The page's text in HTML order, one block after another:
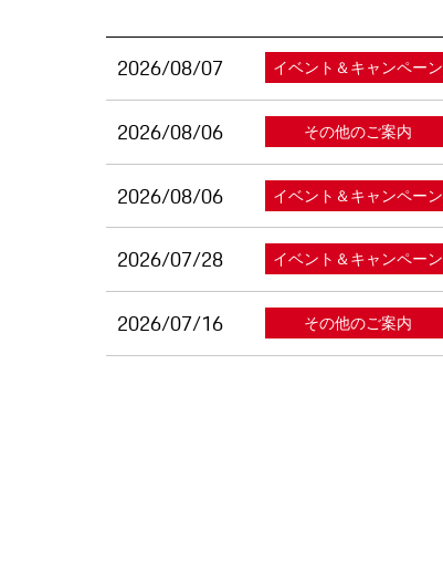
2026/08/07 イベント＆キャンペーン
2026/08/06
その他のご案内
2026/08/06
イベント＆キャンペーン
2026/07/28
イベント＆キャンペーン
2026/07/16
その他のご案内